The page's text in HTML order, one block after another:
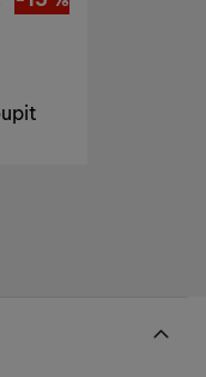
stránek. Data
souhrnně a
naši partneři,